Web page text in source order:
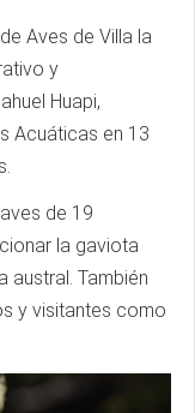
Aves de Villa la
y
Huapi,
Acuáticas en 13
de 19
la gaviota
austral. También
y visitantes como